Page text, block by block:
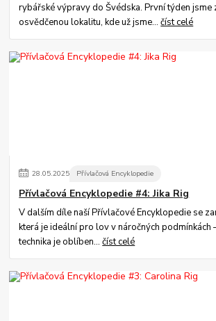
rybářské výpravy do Švédska. První týden jsme
osvědčenou lokalitu, kde už jsme...číst celé
28.05.2025 Přívlačová Encyklopedie
Přívlačová Encyklopedie #4: Jika Rig
V dalším díle naší Přívlačové Encyklopedie se
která je ideální pro lov v náročných podmínkách
technika je oblíben...číst celé